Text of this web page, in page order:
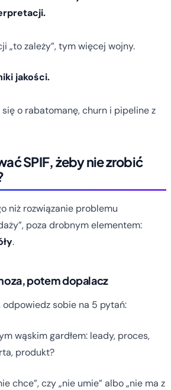
„to zależy”, tym więcej wojny.
jakości.
się o rabatomanę, churn i pipeline z
SPIF, żeby nie zrobić
niż rozwiązanie problemu
poza drobnym elementem:
.
potem dopalacz
odpowiedz sobie na 5 pytań:
wąskim gardłem: leady, proces,
produkt?
chce”, czy „nie umie” albo „nie ma z